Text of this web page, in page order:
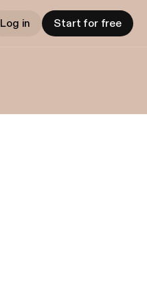
Log in Start for free